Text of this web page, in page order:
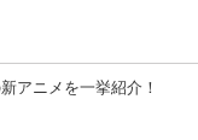
アニメを一挙紹介！